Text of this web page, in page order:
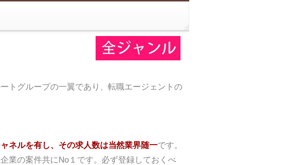
トグループの一翼であり、転職エージェントの
ネルを有し、その求人数は当然業界随一です。
業の案件共にNo１です。必ず登録しておくべ